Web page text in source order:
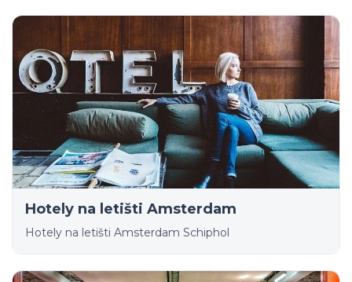
Hotely na letišti Amsterdam
Hotely na letišti Amsterdam Schiphol